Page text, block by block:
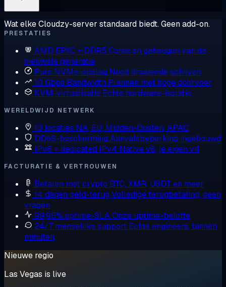
Wat elke Cloudzy-server standaard biedt. Geen add-on.
PRESTATIES
AMD EPYC + DDR5 Cores en geheugen van de
nieuwste generatie
Pure NVMe-opslag Nooit draaiende schijven
10 Gbps Bandwidth Plannen met hoge doorvoer
KVM-virtualisatie Echte hardware-isolatie
WERELDWIJD NETWERK
13 locaties NA, EU, Midden-Oosten, APAC
DDoS-bescherming Aanvalsbeperking ingebouwd
IPv6 + dedicated IPv4 Native v6, je eigen v4
FACTURATIE & VERTROUWEN
Betalen met crypto BTC, XMR, USDT en meer
14 dagen geld-terug Volledige terugbetaling, geen
vragen
99,95% uptime-SLAOnze uptime-belofte
24/7 menselijke support Echte engineers, binnen
minuten
Nieuwe regio
Las Vegas is live